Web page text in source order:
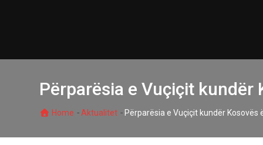
Përparësia e Vuçiçit kundër
Home - Aktualitet- Përparësia e Vuçiçit kundër